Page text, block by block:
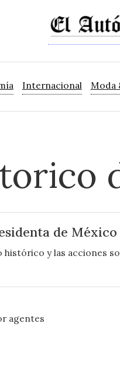
Internacional Moda
de
y las acciones
agentes